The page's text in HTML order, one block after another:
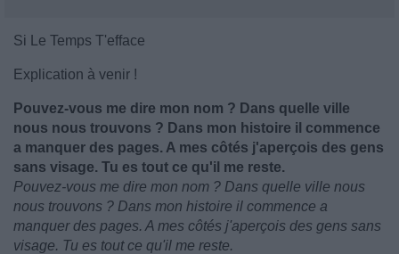
Si Le Temps T'efface
Explication à venir !
Pouvez-vous me dire mon nom ? Dans quelle ville
nous nous trouvons ? Dans mon histoire il commence
a manquer des pages. A mes côtés j'aperçois des gens
sans visage. Tu es tout ce qu'il me reste.
Pouvez-vous me dire mon nom ? Dans quelle ville nous
nous trouvons ? Dans mon histoire il commence a
manquer des pages. A mes côtés j'aperçois des gens sans
visage. Tu es tout ce qu'il me reste.